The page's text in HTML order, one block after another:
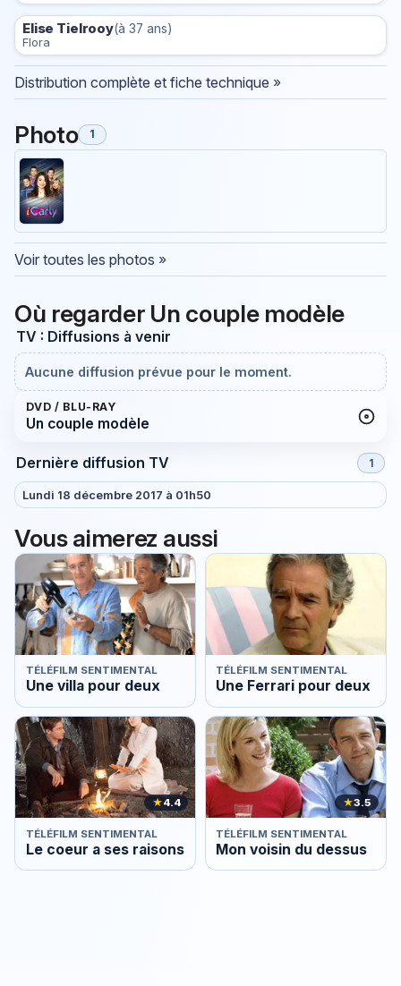
Elise Tielrooy(à 37 ans)
Flora
Distribution complète et fiche technique »
Photo 1
Voir toutes les photos »
Où regarder Un couple modèle
TV : Diffusions à venir
Aucune diffusion prévue pour le moment.
DVD / BLU-RAY
Un couple modèle
Dernière diffusion TV 1
Lundi 18 décembre 2017 à 01h50
Vous aimerez aussi
TÉLÉFILM SENTIMENTAL
Une villa pour deux
TÉLÉFILM SENTIMENTAL
Une Ferrari pour deux
★4.4
TÉLÉFILM SENTIMENTAL
Le coeur a ses raisons
★3.5
TÉLÉFILM SENTIMENTAL
Mon voisin du dessus